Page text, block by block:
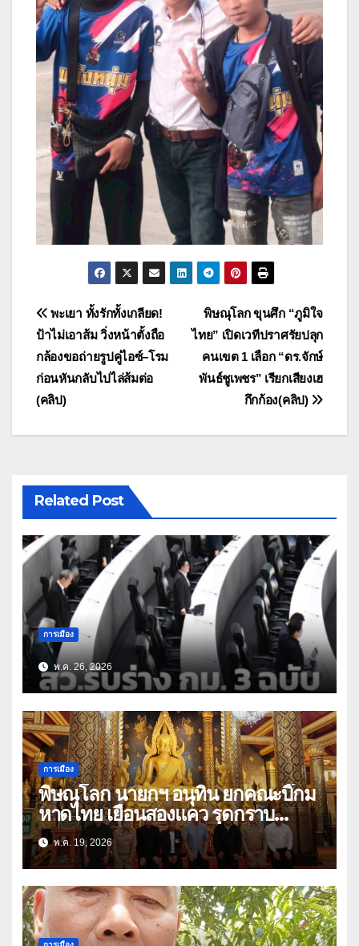
แนะแนว
เรื่อง
พิษณุโลก ขุนศึก “ภูมิใจ
ไทย” เปิดเวทีปราศรัยปลุก
คนเขต 1 เลือก “ดร.จักษ์
พันธ์ชูเพชร” เรียกเสียงเฮ
กึกก้อง(คลิป)
พะเยา ทั้งรักทั้งเกลียด!
ป้าไม่เอาส้ม วิ่งหน้าตั้งถือ
กล้องขอถ่ายรูปคู่ไอซ์–โรม
ก่อนหันกลับไปไล่ส้มต่อ
(คลิป)
Related Post
การเมือง
พ.ค. 26, 2026
การเมือง
พิษณุโลก นายกฯ อนุทิน ยกคณะบิ๊กม
หาดไทย เยือนสองแคว รุดกราบ
พระพุทธชินราช ก่อนมีภารกิจร่วมฟัง
พระสวดอธิธรรม บิดา สส.พรรคภูมิใจ
ไทย เขต 3
พ.ค. 19, 2026